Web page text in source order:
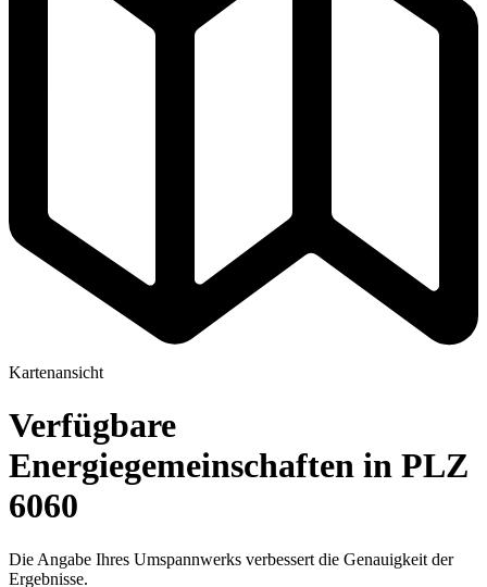
Kartenansicht
Verfügbare
Energiegemeinschaften in PLZ
6060
Die Angabe Ihres Umspannwerks verbessert die Genauigkeit der
Ergebnisse.